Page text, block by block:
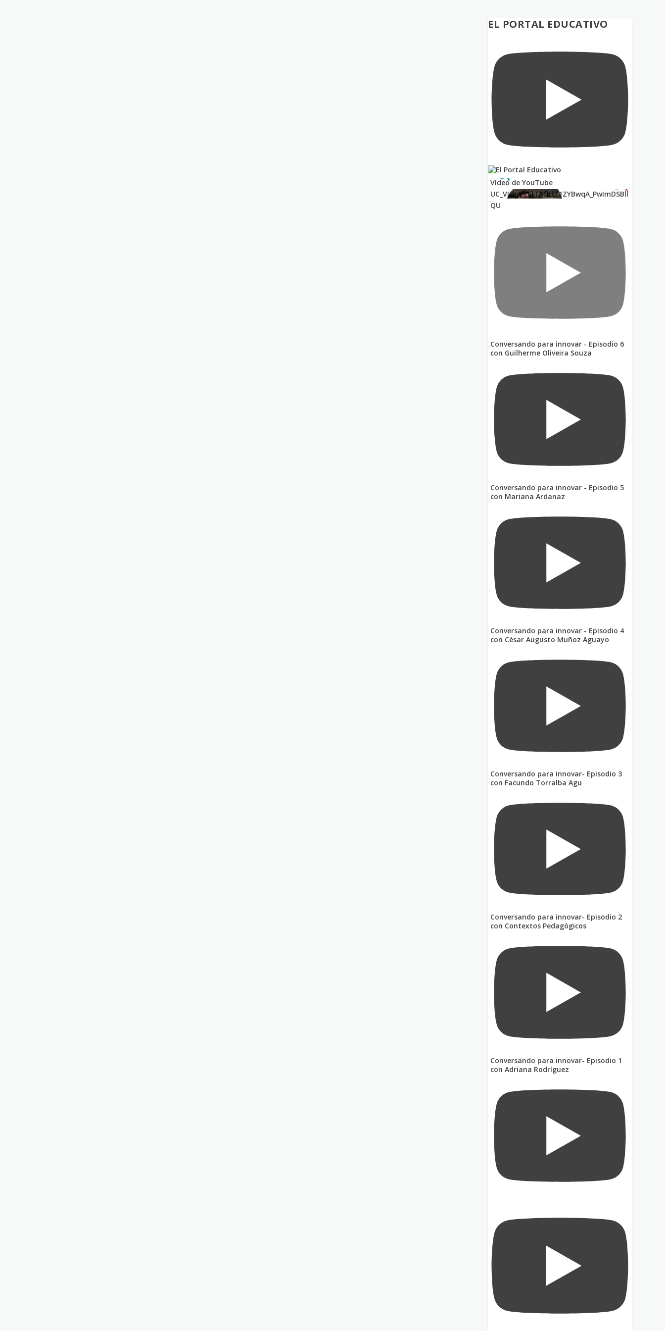
EL PORTAL EDUCATIVO
Vídeo de YouTube
UC_VIUnVRSkLAfKkF1ZYBwqA_PwImDSBll
QU
Conversando para innovar - Episodio 6
con Guilherme Oliveira Souza
Conversando para innovar - Episodio 5
con Mariana Ardanaz
Conversando para innovar - Episodio 4
con César Augusto Muñoz Aguayo
Conversando para innovar- Episodio 3
con Facundo Torralba Agu
Conversando para innovar- Episodio 2
con Contextos Pedagógicos
Conversando para innovar- Episodio 1
con Adriana Rodríguez